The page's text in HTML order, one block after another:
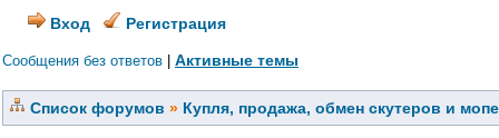
Вход Регистрация
Сообщения без ответов Активные темы
Список форумов » Купля, продажа, обмен скутеров и